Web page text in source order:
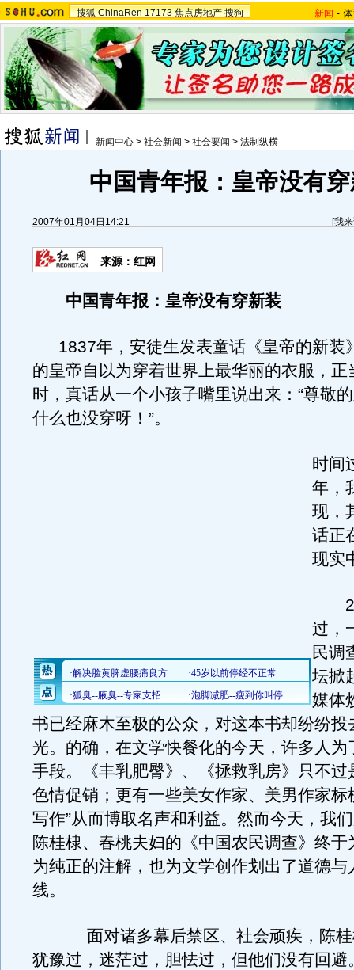
搜狐 ChinaRen 17173 焦点房地产 搜狗 新闻 -
新闻中心 > 社会新闻 > 社会要闻 > 法制纵横
中国青年报：皇帝没有
2007年01月04日14:21 [我
来源：红网
中国青年报：皇帝没有穿新装
1837年，安徒生发表童话《皇帝的新装
的皇帝自以为穿着世界上最华丽的衣服，正
时，真话从一个小孩子嘴里说出来：“尊敬
什么也没穿呀！”。
时间
年，
现，
话正
现实
过，
民调
坛掀
媒体
书已经麻木至极的公众，对这本书却纷纷投
光。的确，在文学快餐化的今天，许多人为
手段。《丰乳肥臀》、《拯救乳房》只不过
色情促销；更有一些美女作家、美男作家标
写作”从而博取名声和利益。然而今天，我
陈桂棣、春桃夫妇的《中国农民调查》终于
为纯正的注解，也为文学创作划出了道德与
线。
面对诸多幕后禁区、社会顽疾，陈桂
犹豫过，迷茫过，胆怯过，但他们没有回避